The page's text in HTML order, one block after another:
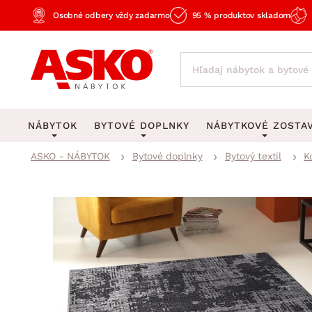
Osobné odbery vždy zadarmo 95 % produktov skladom
NÁBYTOK
Obývacia izba
Spálňa
Pracovňa a kancelária
BYTOVÉ DOPLNKY
Behúne a malé koberce
Detské koberce
Kúpeľňové predložky
Zobrazit vše
Stropné osvetlenie
Lustre a závesné
Stojacie lampy
Zobrazit vše
NÁBYTKOVÉ
Spálňové
Kancelárske
Kuchynské
Detské zostavy
Predsieňové
ASKO - NÁBYTOK Bytové doplnky Bytový textil